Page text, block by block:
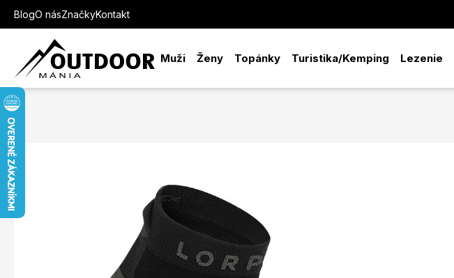
BlogO násZnačkyKontakt
Muži Ženy Topánky Turistika/Kemping Lezenie